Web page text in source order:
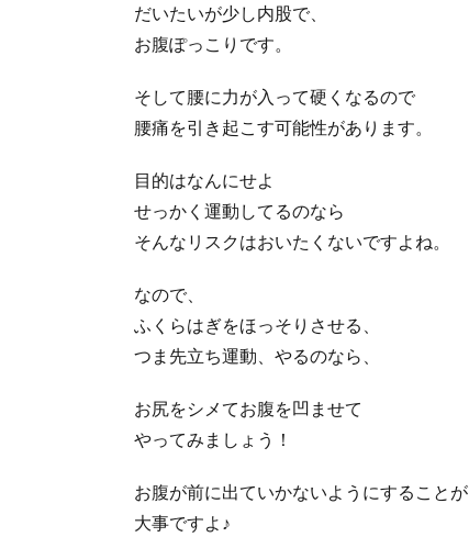
だいたいが少し内股で、
お腹ぽっこりです。
そして腰に力が入って硬くなるので
腰痛を引き起こす可能性があります。
目的はなんにせよ
せっかく運動してるのなら
そんなリスクはおいたくないですよね。
なので、
ふくらはぎをほっそりさせる、
つま先立ち運動、やるのなら、
お尻をシメてお腹を凹ませて
やってみましょう！
お腹が前に出ていかないようにすることが
大事ですよ♪